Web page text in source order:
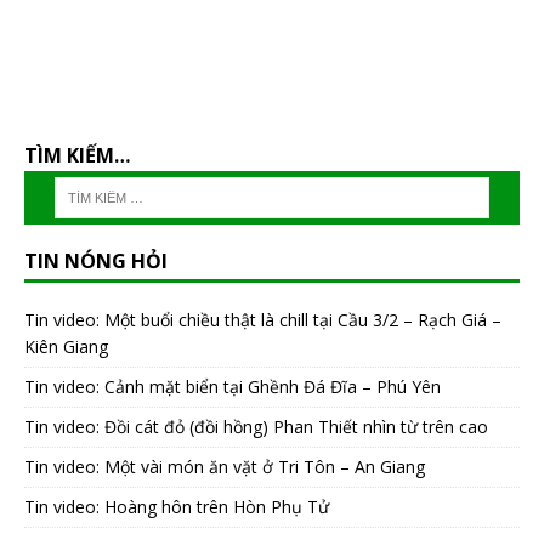
TÌM KIẾM…
TIN NÓNG HỎI
Tin video: Một buổi chiều thật là chill tại Cầu 3/2 – Rạch Giá –
Kiên Giang
Tin video: Cảnh mặt biển tại Ghềnh Đá Đĩa – Phú Yên
Tin video: Đồi cát đỏ (đồi hồng) Phan Thiết nhìn từ trên cao
Tin video: Một vài món ăn vặt ở Tri Tôn – An Giang
Tin video: Hoàng hôn trên Hòn Phụ Tử